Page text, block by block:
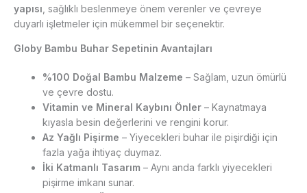
yapısı , sağlıklı beslenmeye önem verenler ve çevreye
duyarlı işletmeler için mükemmel bir seçenektir.
Globy Bambu Buhar Sepetinin Avantajları
%100 Doğal Bambu Malzeme – Sağlam, uzun ömürlü
ve çevre dostu.
Vitamin ve Mineral Kaybını Önler – Kaynatmaya
kıyasla besin değerlerini ve rengini korur.
Az Yağlı Pişirme – Yiyecekleri buhar ile pişirdiği için
fazla yağa ihtiyaç duymaz.
İki Katmanlı Tasarım – Aynı anda farklı yiyecekleri
pişirme imkanı sunar.